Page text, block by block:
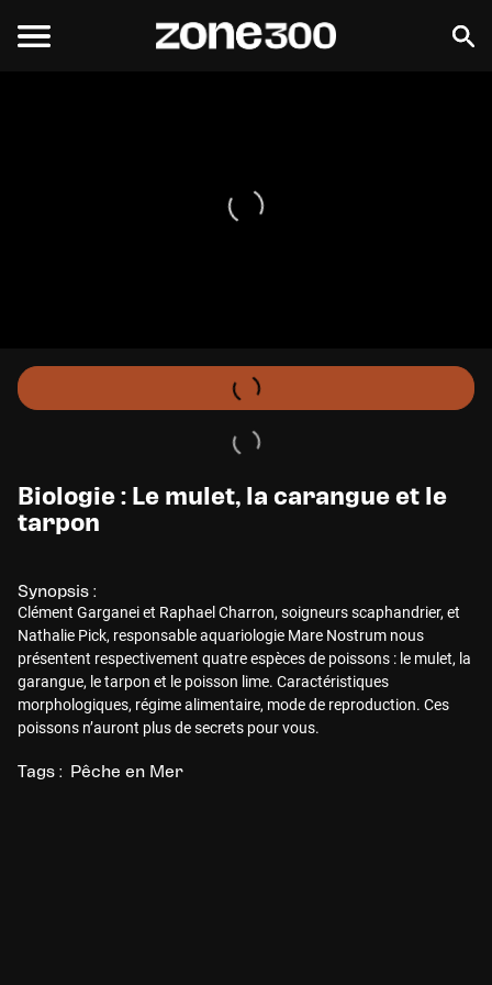
Biologie : Le mulet, la carangue et le
tarpon
Synopsis :
Clément Garganei et Raphael Charron, soigneurs scaphandrier, et
Nathalie Pick, responsable aquariologie Mare Nostrum nous
présentent respectivement quatre espèces de poissons : le mulet, la
garangue, le tarpon et le poisson lime. Caractéristiques
morphologiques, régime alimentaire, mode de reproduction. Ces
poissons n’auront plus de secrets pour vous.
Tags : Pêche en Mer